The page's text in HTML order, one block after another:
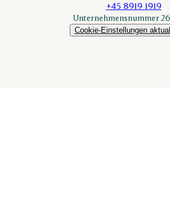
+45 8919 1919
Unternehmensnummer
Cookie-Einstellungen